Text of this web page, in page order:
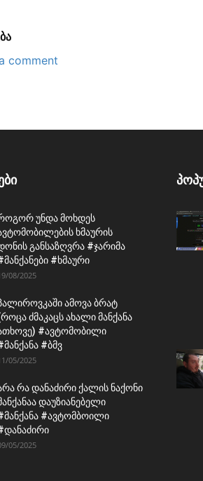
comment
უნდა მოხდეს
ხმაურის
განსაზღვრა #ჯარიმა
#ხმაური
08/2025
ამოვა ბრატ
ძმაკაცს ახალი მანქანა
#ავტომობილი
#ბმვ
05/2025
რა დანაძირი ქალის ნაქონი
დაუზიანებელი
#ავტომბოილი
05/2025